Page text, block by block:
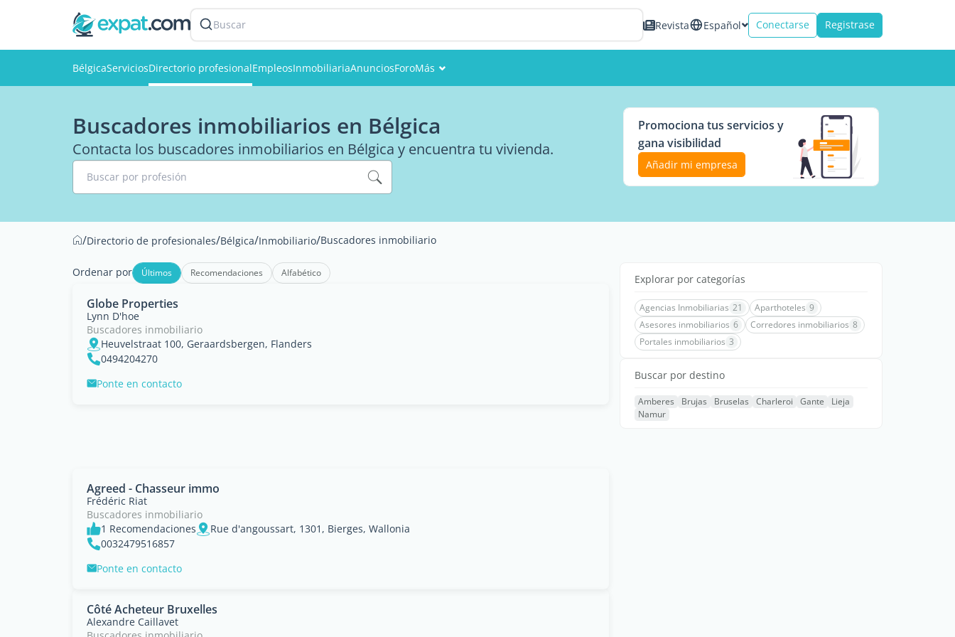
Buscar Revista Español Conectarse Registrase
BélgicaServiciosDirectorio profesionalEmpleosInmobiliariaAnunciosForoMás
Miembros
Buscadores inmobiliarios en Bélgica
Contacta los buscadores inmobiliarios en Bélgica y encuentra tu vivienda.
Buscar por profesión
Promociona tus servicios y
gana visibilidad
Añadir mi empresa
/Directorio de profesionales/Bélgica/Inmobiliario/Buscadores inmobiliario
Ordenar por Últimos Recomendaciones Alfabético
Globe Properties
Lynn D'hoe
Buscadores inmobiliario
Heuvelstraat 100, Geraardsbergen, Flanders
0494204270
Ponte en contacto
Agreed - Chasseur immo
Frédéric Riat
Buscadores inmobiliario
1 Recomendaciones
Rue d'angoussart, 1301, Bierges, Wallonia
0032479516857
Ponte en contacto
Côté Acheteur Bruxelles
Alexandre Caillavet
Explorar por categorías
Agencias Inmobiliarias 21 Aparthoteles 9
Asesores inmobiliarios 6 Corredores inmobiliarios 8
Portales inmobiliarios 3
Buscar por destino
Amberes Brujas Bruselas Charleroi Gante
Lieja
Namur